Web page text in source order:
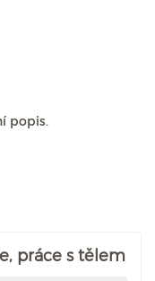
popis.
práce s tělem